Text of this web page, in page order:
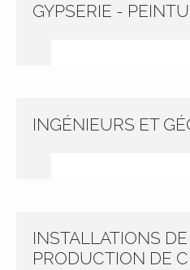
GYPSERIE -
INGÉNIEURS ET
INSTALLATIONS
PRODUCTION DE